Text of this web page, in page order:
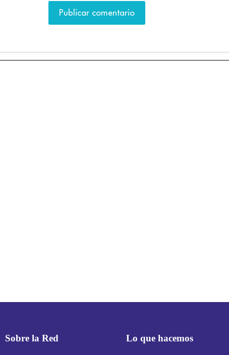
Sobre la Red Lo que hacemos